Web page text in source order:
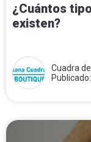
¿Cuántos
existen?
Cuadra